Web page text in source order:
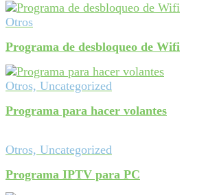
Otros
Programa de desbloqueo de Wifi
Otros, Uncategorized
Programa para hacer volantes
Otros, Uncategorized
Programa IPTV para PC